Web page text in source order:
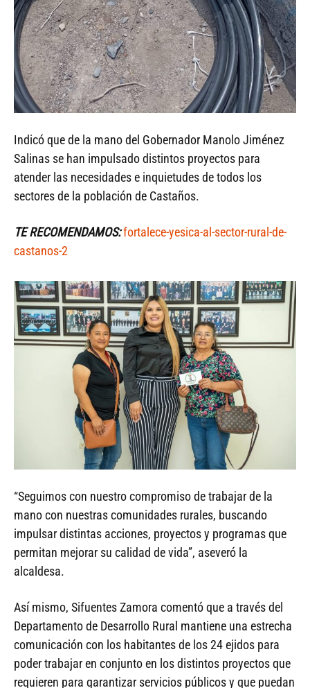
Indicó que de la mano del Gobernador Manolo Jiménez
Salinas se han impulsado distintos proyectos para
atender las necesidades e inquietudes de todos los
sectores de la población de Castaños.
TE RECOMENDAMOS:fortalece-yesica-al-sector-rural-de-
castanos-2
“Seguimos con nuestro compromiso de trabajar de la
mano con nuestras comunidades rurales, buscando
impulsar distintas acciones, proyectos y programas que
permitan mejorar su calidad de vida”, aseveró la
alcaldesa.
Así mismo, Sifuentes Zamora comentó que a través del
Departamento de Desarrollo Rural mantiene una estrecha
comunicación con los habitantes de los 24 ejidos para
poder trabajar en conjunto en los distintos proyectos que
requieren para garantizar servicios públicos y que puedan